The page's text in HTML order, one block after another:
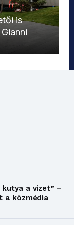
is
kutya a vizet” –
a közmédia